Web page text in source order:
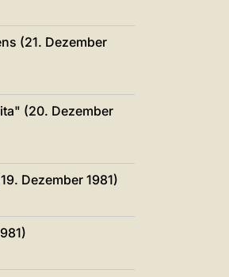
(21. Dezember
(20. Dezember
Dezember 1981)